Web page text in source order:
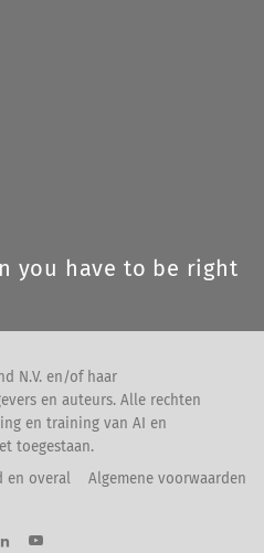
you have to be right
N.V. en/of haar
en auteurs. Alle rechten
en training van AI en
toegestaan.
en overal Algemene voorwaarden